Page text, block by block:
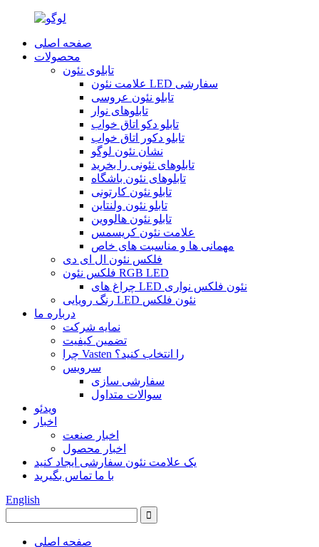
صفحه اصلی
محصولات
تابلوی نئون
علامت نئون LED سفارشی
تابلو نئون عروسی
تابلوهای نوار
تابلو دکو اتاق خواب
تابلو دکور اتاق خواب
نشان نئون لوگو
تابلوهای نئونی را بخرید
تابلوهای نئون باشگاه
تابلو نئون کارتونی
تابلو نئون ولنتاین
تابلو نئون هالووین
علامت نئون کریسمس
مهمانی ها و مناسبت های خاص
فلکس نئون ال ای دی
فلکس نئون RGB LED
چراغ های LED نئون فلکس نواری
رنگ رویایی LED نئون فلکس
درباره ما
نمایه شرکت
تضمین کیفیت
چرا Vasten را انتخاب کنید؟
سرویس
سفارشی سازی
سوالات متداول
ویدئو
اخبار
اخبار صنعت
اخبار محصول
یک علامت نئون سفارشی ایجاد کنید
با ما تماس بگیرید
English
صفحه اصلی